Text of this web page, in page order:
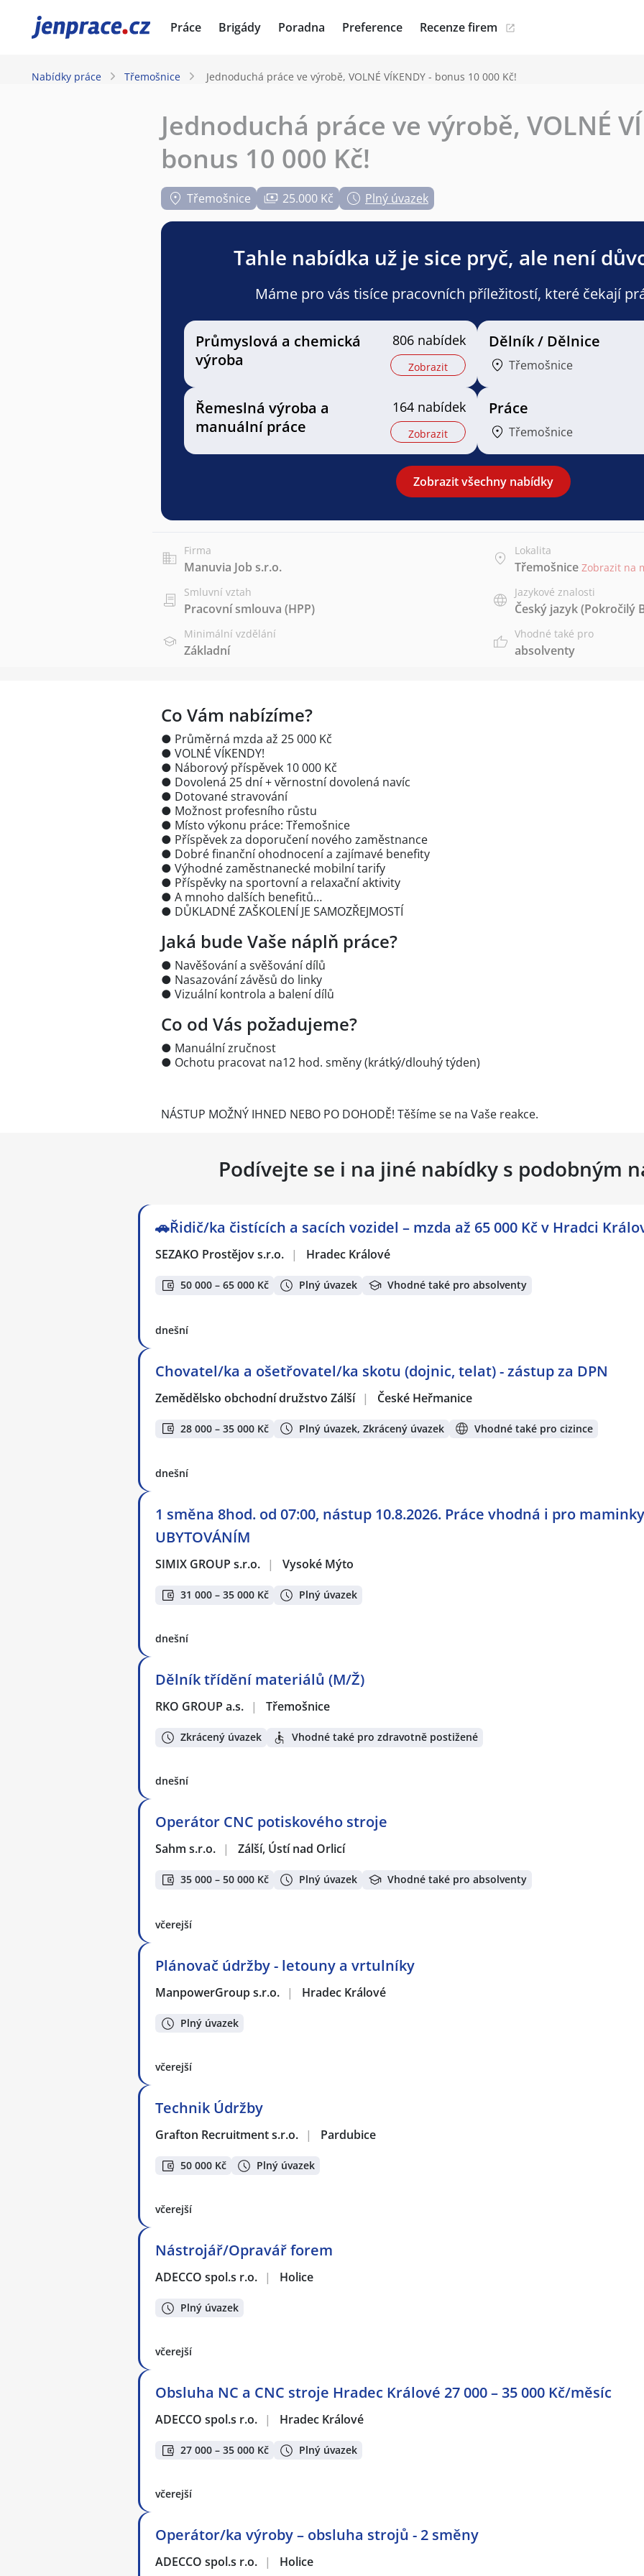
JenPráce.cz Práce Brigády Poradna Preference Recenze firem
Nabídky práce Třemošnice Jednoduchá práce ve výrobě, VOLNÉ VÍKENDY - bonus 10 000 Kč!
Jednoduchá práce ve výrobě, VOLNÉ
bonus 10 000 Kč!
Třemošnice 25.000 Kč Plný úvazek
Tahle nabídka už je sice pryč, ale není
Máme pro vás tisíce pracovních příležitostí, které čekají
Průmyslová a chemická
výroba
806 nabídek
Zobrazit
Dělník / Dělnice
Třemošnice
Řemeslná výroba a
manuální práce
164 nabídek
Zobrazit
Práce
Třemošnice
Zobrazit všechny nabídky
Firma
Manuvia Job s.r.o.
Lokalita
Třemošnice Zobrazit na
Smluvní vztah
Pracovní smlouva (HPP)
Jazykové znalosti
Český jazyk(Pokročilý
Minimální vzdělání
Základní
Vhodné také pro
absolventy
Co Vám nabízíme?
● Průměrná mzda až 25 000 Kč
● VOLNÉ VÍKENDY!
● Náborový příspěvek 10 000 Kč
● Dovolená 25 dní + věrnostní dovolená navíc
● Dotované stravování
● Možnost profesního růstu
● Místo výkonu práce: Třemošnice
● Příspěvek za doporučení nového zaměstnance
● Dobré finanční ohodnocení a zajímavé benefity
● Výhodné zaměstnanecké mobilní tarify
● Příspěvky na sportovní a relaxační aktivity
● A mnoho dalších benefitů…
● DŮKLADNÉ ZAŠKOLENÍ JE SAMOZŘEJMOSTÍ
Jaká bude Vaše náplň práce?
● Navěšování a svěšování dílů
● Nasazování závěsů do linky
● Vizuální kontrola a balení dílů
Co od Vás požadujeme?
● Manuální zručnost
● Ochotu pracovat na12 hod. směny (krátký/dlouhý týden)
NÁSTUP MOŽNÝ IHNED NEBO PO DOHODĚ! Těšíme se na Vaše reakce.
Podívejte se i na jiné nabídky s podobným
🚗Řidič/ka čistících a sacích vozidel – mzda až 65 000 Kč v Hradci
SEZAKO Prostějov s.r.o. | Hradec Králové
50 000 – 65 000 Kč Plný úvazek Vhodné také pro absolventy
dnešní
Chovatel/ka a ošetřovatel/ka skotu (dojnic, telat) - zástup za DPN
Zemědělsko obchodní družstvo Zálší | České Heřmanice
28 000 – 35 000 Kč Plný úvazek, Zkrácený úvazek Vhodné také pro cizince
dnešní
1 směna 8hod. od 07:00, nástup 10.8.2026. Práce vhodná i pro
UBYTOVÁNÍM
SIMIX GROUP s.r.o. | Vysoké Mýto
31 000 – 35 000 Kč Plný úvazek
dnešní
Dělník třídění materiálů (M/Ž)
RKO GROUP a.s. | Třemošnice
Zkrácený úvazek Vhodné také pro zdravotně postižené
dnešní
Operátor CNC potiskového stroje
Sahm s.r.o. | Zálší, Ústí nad Orlicí
35 000 – 50 000 Kč Plný úvazek Vhodné také pro absolventy
včerejší
Plánovač údržby - letouny a vrtulníky
ManpowerGroup s.r.o. | Hradec Králové
Plný úvazek
včerejší
Technik Údržby
Grafton Recruitment s.r.o. | Pardubice
50 000 Kč Plný úvazek
včerejší
Nástrojář/Opravář forem
ADECCO spol.s r.o. | Holice
Plný úvazek
včerejší
Obsluha NC a CNC stroje Hradec Králové 27 000 – 35 000 Kč/měsíc
ADECCO spol.s r.o. | Hradec Králové
27 000 – 35 000 Kč Plný úvazek
včerejší
Operátor/ka výroby – obsluha strojů - 2 směny
ADECCO spol.s r.o. | Holice